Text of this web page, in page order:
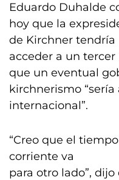
Eduardo Duhalde
hoy que la
de Kirchner tendría
acceder a un
que un eventual
kirchnerismo
internacional”.
“Creo que el
corriente va
para otro lado”,